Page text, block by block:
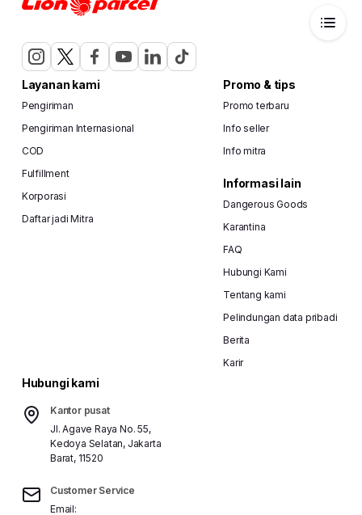
Layanan kami
Pengiriman
Pengiriman Internasional
COD
Fulfillment
Korporasi
Daftar jadi Mitra
Promo & tips
Promo terbaru
Info seller
Info mitra
Informasi lain
Dangerous Goods
Karantina
FAQ
Hubungi Kami
Tentang kami
Pelindungan data pribadi
Berita
Karir
Hubungi kami
Kantor pusat
Jl. Agave Raya No. 55,
Kedoya Selatan, Jakarta
Barat, 11520
Customer Service
Email: